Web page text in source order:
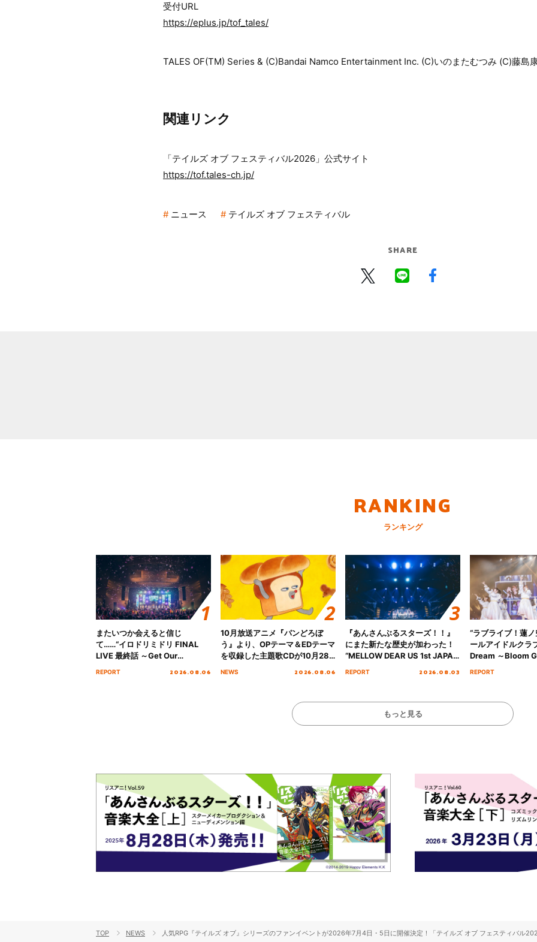
受付URL
https://eplus.jp/tof_tales/
TALES OF(TM) Series & (C)Bandai Namco Entertainment Inc. (C)いのまたむつみ (C)藤島
関連リンク
「テイルズ オブ フェスティバル2026」公式サイト
https://tof.tales-ch.jp/
ニュース テイルズ オブ フェスティバル
SHARE
RANKING
ランキング
またいつか会えると信じ
て……“イロドリミドリ FINAL
LIVE 最終話 ～Get Our
REPORT 2026.08.06
10月放送アニメ『パンどろぼ
う』より、OPテーマ＆EDテーマ
を収録した主題歌CDが10月28
NEWS 2026.08.06
『あんさんぶるスターズ！！』
にまた新たな歴史が加わった！
“MELLOW DEAR US 1st JAPAN
!!」Dear 横浜BUNTAI”をレポー
REPORT 2026.08.03
“ラブライブ！蓮
ールアイドルクラ
Dream ～Bloom
REPORT
もっと見る
TOP NEWS 人気RPG『テイルズ オブ』シリーズのファンイベントが2026年7月4日・5日に開催決定！「テイルズ オブ フェスティバル